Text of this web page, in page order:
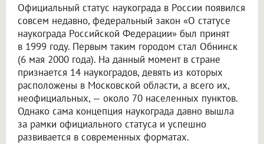
Официальный статус наукограда в России появился
совсем недавно, федеральный закон «О статусе
наукограда Российской Федерации» был принят
в 1999 году. Первым таким городом стал Обнинск
(6 мая 2000 года). На данный момент в стране
признается 14 наукоградов, девять из которых
расположены в Московской области, а всего их,
неофициальных, — около 70 населенных пунктов.
Однако сама концепция наукограда давно вышла
за рамки официального статуса и успешно
развивается в современных форматах.